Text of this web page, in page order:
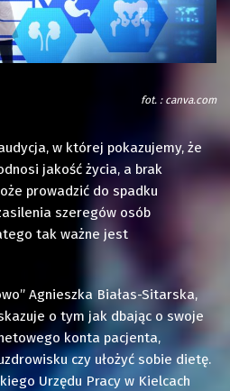
fot. : canva.com
w której pokazujemy, że
jakość życia, a brak
prowadzić do spadku
szeregów osób
tak ważne jest
Agnieszka Białas-Sitarska,
o tym jak dbając o swoje
konta pacjenta,
czy ułożyć sobie dietę.
Urzędu Pracy w Kielcach